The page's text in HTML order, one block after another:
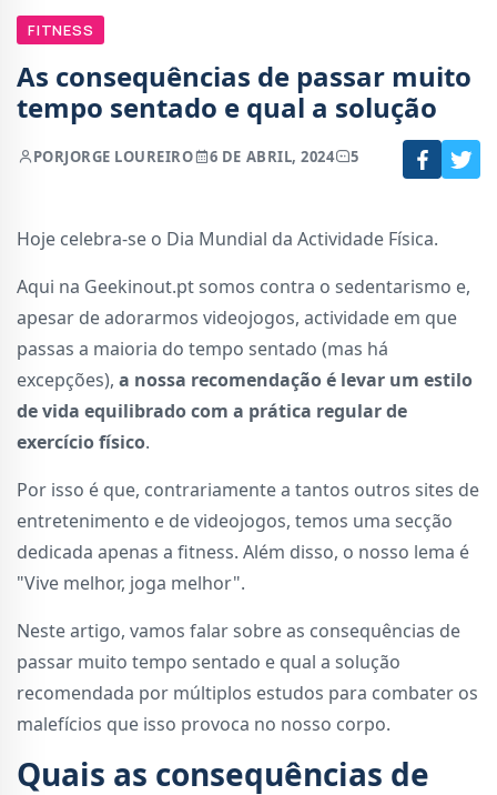
FITNESS
As consequências de passar muito
tempo sentado e qual a solução
PORJORGE LOUREIRO 6 DE ABRIL, 2024 5
Crédito da imagem: Christin Hume, Unsplash
Hoje celebra-se o Dia Mundial da Actividade Física.
Aqui na Geekinout.pt somos contra o sedentarismo e,
apesar de adorarmos videojogos, actividade em que
passas a maioria do tempo sentado (mas há
excepções), a nossa recomendação é levar um estilo
de vida equilibrado com a prática regular de
exercício físico.
Por isso é que, contrariamente a tantos outros sites de
entretenimento e de videojogos, temos uma secção
dedicada apenas a fitness. Além disso, o nosso lema é
"Vive melhor, joga melhor".
Neste artigo, vamos falar sobre as consequências de
passar muito tempo sentado e qual a solução
recomendada por múltiplos estudos para combater os
malefícios que isso provoca no nosso corpo.
Quais as consequências de